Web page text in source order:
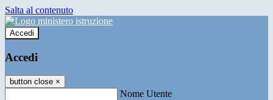
Salta al contenuto
Accedi
Accedi
button close ×
Nome Utente